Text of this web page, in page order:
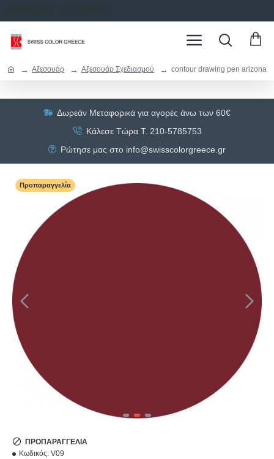
Αξεσουάρ Αξεσουάρ Σχεδιασμού contour drawing pen arizona
Δωρεάν Μεταφορικά για αγορές άνω των 60€
Κάλεσε Τώρα Τ. 210-5785753
Ρώτησε μας στο info@swisscolorgreece.gr
Προπαραγγελία
ΠΡΟΠΑΡΑΓΓΕΛΊΑ
Κωδικός: V09